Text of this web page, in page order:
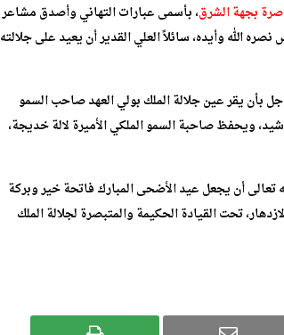
بجهة الشرق، بأسمى عبارات التهاني وأصدق مشاعر
الله وأيده، سائلاً العلي القدير أن يعيد على جلالته
بأن يقر عين جلالة الملك بولي العهد صاحب السمو
ويحفظ صاحبة السمو الملكي الأميرة لالة خديجة،
تعالى أن يجعل عيد الأضحى المبارك فاتحة خير وبركة
تحت القيادة الحكيمة والمتبصرة لجلالة الملك